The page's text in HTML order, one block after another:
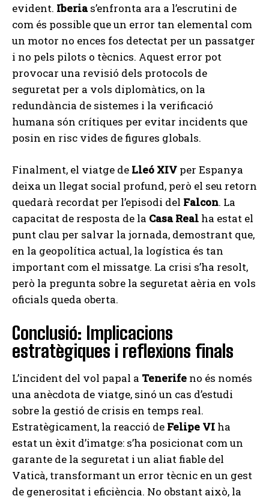
evident. Iberias’enfronta ara a l’escrutini de
com és possible que un error tan elemental com
un motor no ences fos detectat per un passatger
i no pels pilots o tècnics. Aquest error pot
provocar una revisió dels protocols de
seguretat per a vols diplomàtics, on la
redundància de sistemes i la verificació
humana són crítiques per evitar incidents que
posin en risc vides de figures globals.
Finalment, el viatge de Lleó XIV per Espanya
deixa un llegat social profund, però el seu retorn
quedarà recordat per l’episodi del Falcon. La
capacitat de resposta de la Casa Real ha estat el
punt clau per salvar la jornada, demostrant que,
en la geopolítica actual, la logística és tan
important com el missatge. La crisi s’ha resolt,
però la pregunta sobre la seguretat aèria en vols
oficials queda oberta.
Conclusió: Implicacions
estratègiques i reflexions finals
L’incident del vol papal a Tenerife no és només
una anècdota de viatge, sinó un cas d’estudi
sobre la gestió de crisis en temps real.
Estratègicament, la reacció de Felipe VI ha
estat un èxit d’imatge: s’ha posicionat com un
garante de la seguretat i un aliat fiable del
Vaticà, transformant un error tècnic en un gest
de generositat i eficiència. No obstant això, la